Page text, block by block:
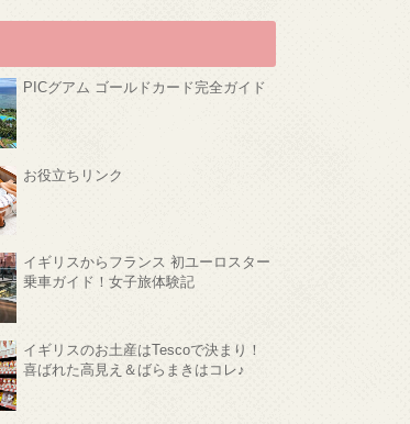
PICグアム ゴールドカード完全ガイド
お役立ちリンク
イギリスからフランス 初ユーロスター
乗車ガイド！女子旅体験記
イギリスのお土産はTescoで決まり！
喜ばれた高見え＆ばらまきはコレ♪